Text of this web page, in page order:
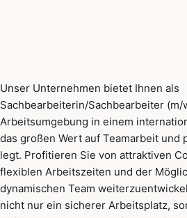
Unser Unternehmen bietet Ihnen als
Sachbearbeiterin/Sachbearbeiter
Arbeitsumgebung in einem
das großen Wert auf Teamarbeit und
legt. Profitieren Sie von attraktiven
flexiblen Arbeitszeiten und der
dynamischen Team
nicht nur ein sicherer Arbeitsplatz,